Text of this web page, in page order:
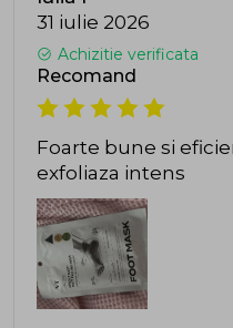
31 iulie 2026
Achizitie verificata
Recomand
Foarte bune si
exfoliaza intens